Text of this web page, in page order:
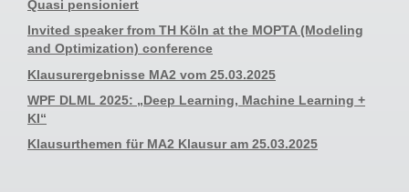
Quasi pensioniert
Invited speaker from TH Köln at the MOPTA (Modeling
and Optimization) conference
Klausurergebnisse MA2 vom 25.03.2025
WPF DLML 2025: „Deep Learning, Machine Learning +
KI“
Klausurthemen für MA2 Klausur am 25.03.2025